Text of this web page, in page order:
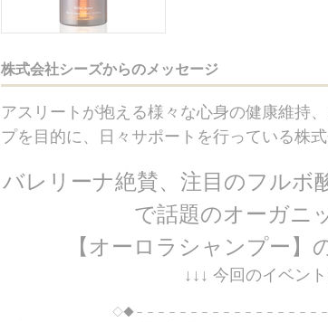
株式会社シーズからのメッセージ
アスリートが抱える様々な心身の健康維持
プを目的に、日々サポートを行っている株式
バレリーナ絶賛、注目のフルボ
で話題のオーガニ
【オーロラシャンプー】
↓↓↓ 今回のイベン
◇◆－－－－－－－－－－－－－－－－－